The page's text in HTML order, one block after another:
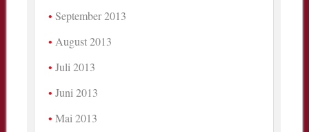
September 2013
August 2013
Juli 2013
Juni 2013
Mai 2013